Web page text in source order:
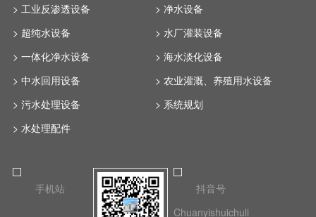
> 工业反渗透设备
> 净水设备
> 超纯水设备
> 水厂灌装设备
> 一体化净水设备
> 海水淡化设备
> 中水回用设备
> 农业灌溉、养殖用水设备
> 污水处理设备
> 系统规划
> 水处理配件
手机站
抖音号
Chuanyishuichuli